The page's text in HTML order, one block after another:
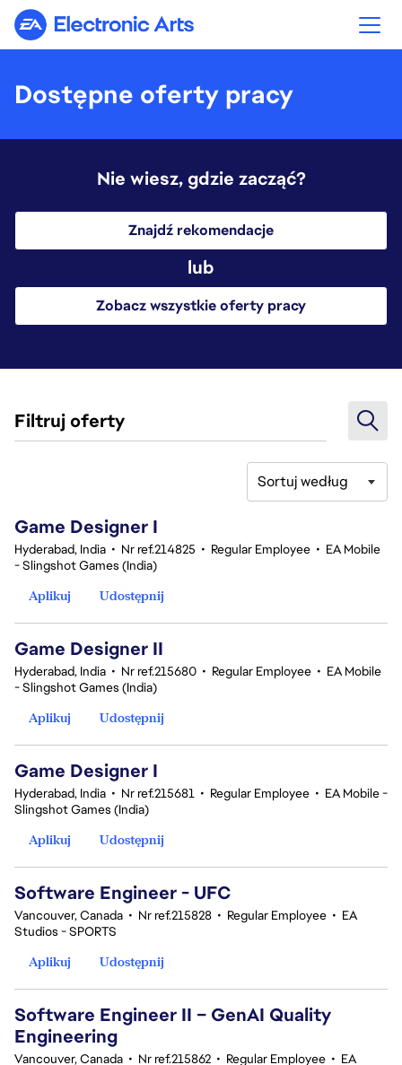
Electronic Arts
Dostępne oferty pracy
Nie wiesz, gdzie zacząć?
Znajdź rekomendacje
lub
Zobacz wszystkie oferty pracy
Filtruj oferty
Sortuj według
Game Designer I
Hyderabad, India • Nr ref.214825 • Regular Employee • EA Mobile
- Slingshot Games (India)
Aplikuj
Udostępnij
Game Designer II
Hyderabad, India • Nr ref.215680 • Regular Employee • EA Mobile
- Slingshot Games (India)
Aplikuj
Udostępnij
Game Designer I
Hyderabad, India • Nr ref.215681 • Regular Employee • EA Mobile -
Slingshot Games (India)
Aplikuj
Udostępnij
Software Engineer - UFC
Vancouver, Canada • Nr ref.215828 • Regular Employee • EA
Studios - SPORTS
Aplikuj
Udostępnij
Software Engineer II – GenAI Quality
Engineering
Vancouver, Canada • Nr ref.215862 • Regular Employee • EA